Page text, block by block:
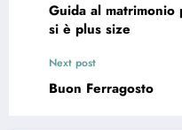
Guida al matrimonio
si è plus size
Next post
Buon Ferragosto